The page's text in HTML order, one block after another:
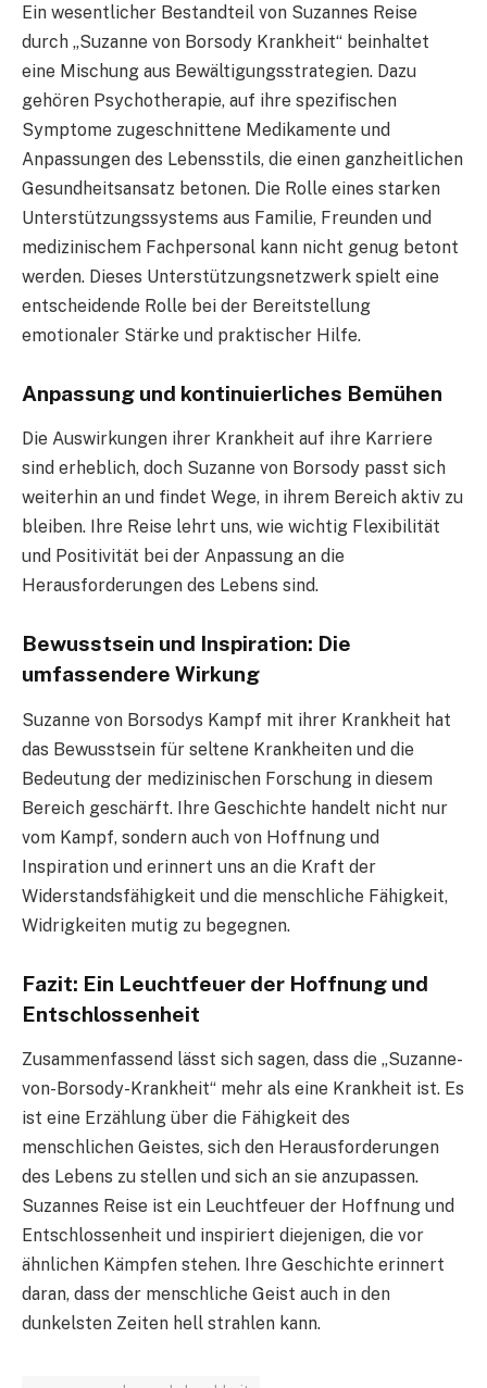
Ein wesentlicher Bestandteil von Suzannes Reise
durch „Suzanne von Borsody Krankheit“ beinhaltet
eine Mischung aus Bewältigungsstrategien. Dazu
gehören Psychotherapie, auf ihre spezifischen
Symptome zugeschnittene Medikamente und
Anpassungen des Lebensstils, die einen ganzheitlichen
Gesundheitsansatz betonen. Die Rolle eines starken
Unterstützungssystems aus Familie, Freunden und
medizinischem Fachpersonal kann nicht genug betont
werden. Dieses Unterstützungsnetzwerk spielt eine
entscheidende Rolle bei der Bereitstellung
emotionaler Stärke und praktischer Hilfe.
Anpassung und kontinuierliches Bemühen
Die Auswirkungen ihrer Krankheit auf ihre Karriere
sind erheblich, doch Suzanne von Borsody passt sich
weiterhin an und findet Wege, in ihrem Bereich aktiv zu
bleiben. Ihre Reise lehrt uns, wie wichtig Flexibilität
und Positivität bei der Anpassung an die
Herausforderungen des Lebens sind.
Bewusstsein und Inspiration: Die
umfassendere Wirkung
Suzanne von Borsodys Kampf mit ihrer Krankheit hat
das Bewusstsein für seltene Krankheiten und die
Bedeutung der medizinischen Forschung in diesem
Bereich geschärft. Ihre Geschichte handelt nicht nur
vom Kampf, sondern auch von Hoffnung und
Inspiration und erinnert uns an die Kraft der
Widerstandsfähigkeit und die menschliche Fähigkeit,
Widrigkeiten mutig zu begegnen.
Fazit: Ein Leuchtfeuer der Hoffnung und
Entschlossenheit
Zusammenfassend lässt sich sagen, dass die „Suzanne-
von-Borsody-Krankheit“ mehr als eine Krankheit ist. Es
ist eine Erzählung über die Fähigkeit des
menschlichen Geistes, sich den Herausforderungen
des Lebens zu stellen und sich an sie anzupassen.
Suzannes Reise ist ein Leuchtfeuer der Hoffnung und
Entschlossenheit und inspiriert diejenigen, die vor
ähnlichen Kämpfen stehen. Ihre Geschichte erinnert
daran, dass der menschliche Geist auch in den
dunkelsten Zeiten hell strahlen kann.